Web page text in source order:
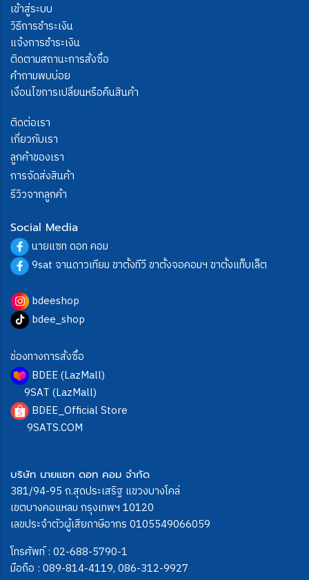
เข้าสู่ระบบ
วิธีการชำระเงิน
แจ้งการชำระเงิน
ติดตามสถานะการสั่งซื้อ
คำถามพบบ่อย
เงื่อนไขการเปลี่ยนหรือคืนสินค้า
ติดต่อเรา
เกี่ยวกับเรา
ลูกค้าของเรา
การจัดส่งสินค้า
รีวิวจากลูกค้า
Social Media
นายแซท ดอท คอม
9sat จานดาวเทียม ขาตั้งทีวี ขาตั้งจอคอมฯ ขาตั้งแท็บเล็ต
bdeeshop
bdee_shop
ช่องทางการสั่งซื้อ
BDEE (LazMall)
9SAT (LazMall)
BDEE_Official Store
9SATS.COM
บริษัท นายแซท ดอท คอม จำกัด
381/94-95 ถ.สุดประเสริฐ แขวงบางโคล่
เขตบางคอแหลม กรุงเทพฯ 10120
เลขประจำตัวผู้เสียภาษีอากร 0105549066059
โทรศัพท์ : 02-688-5790-1
มือถือ : 089-814-4119, 086-312-9927